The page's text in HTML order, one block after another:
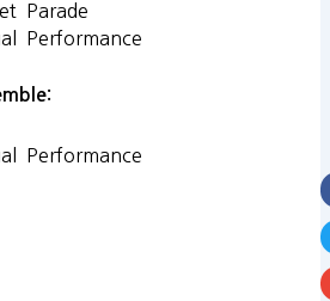
Parade
Performance
Performance